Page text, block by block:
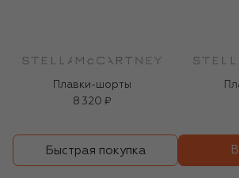
Плавки-шорты
8 320 ₽
Быстрая покупка